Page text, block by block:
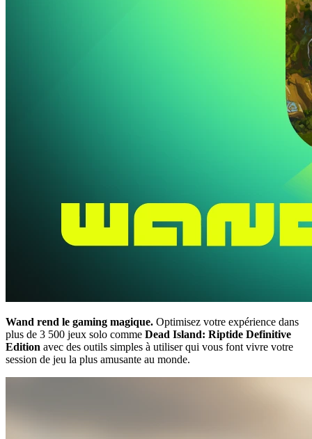
Wand rend le gaming magique. Optimisez votre expérience dans
plus de 3 500 jeux solo comme Dead Island: Riptide Definitive
Edition avec des outils simples à utiliser qui vous font vivre votre
session de jeu la plus amusante au monde.